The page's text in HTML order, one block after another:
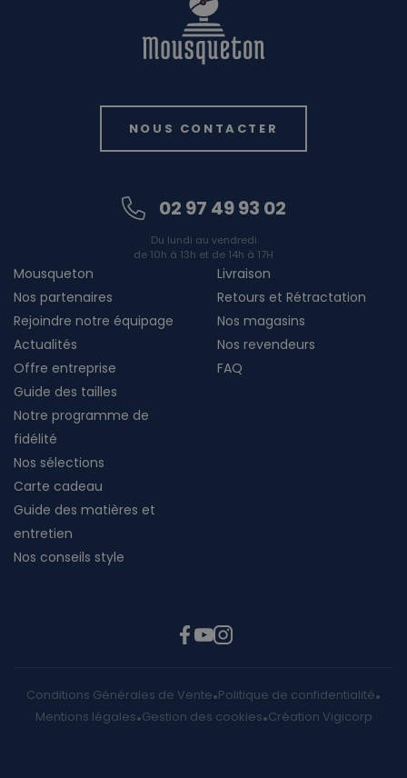
NOUS CONTACTER
02 97 49 93 02
Du lundi au vendredi
de 10h à 13h et de 14h à 17H
Mousqueton
Nos partenaires
Rejoindre notre équipage
Actualités
Offre entreprise
Livraison
Retours et Rétractation
Nos magasins
Nos revendeurs
FAQ
Guide des tailles
Notre programme de
fidélité
Nos sélections
Carte cadeau
Guide des matières et
entretien
Nos conseils style
Conditions Générales de Vente Politique de confidentialité
Mentions légales Gestion des cookies Création Vigicorp